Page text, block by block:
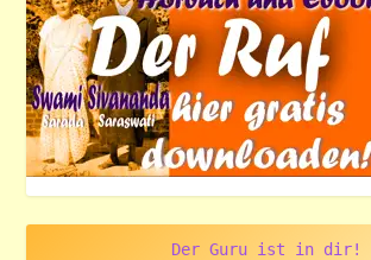
Der Guru ist in dir!